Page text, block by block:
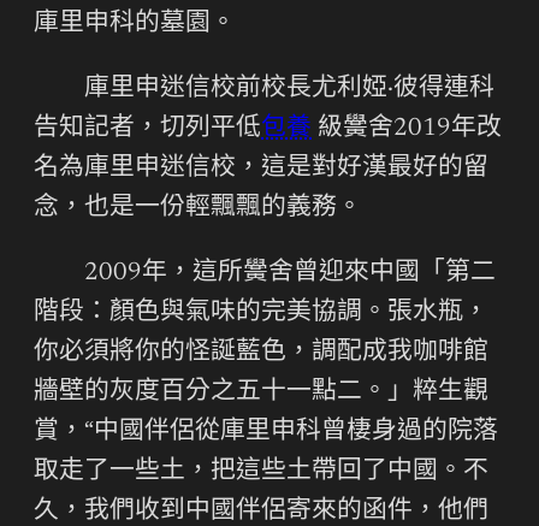
庫里申科的墓園。
庫里申迷信校前校長尤利婭·彼得連科
告知記者，切列平低包養 級黌舍2019年改
名為庫里申迷信校，這是對好漢最好的留
念，也是一份輕飄飄的義務。
2009年，這所黌舍曾迎來中國「第二
階段：顏色與氣味的完美協調。張水瓶，
你必須將你的怪誕藍色，調配成我咖啡館
牆壁的灰度百分之五十一點二。」粹生觀
賞，“中國伴侶從庫里申科曾棲身過的院落
取走了一些土，把這些土帶回了中國。不
久，我們收到中國伴侶寄來的函件，他們